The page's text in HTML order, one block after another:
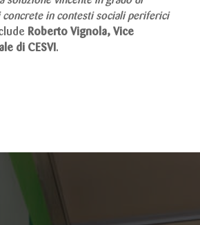
in contesti sociali periferici
Roberto Vignola, Vice
di CESVI .